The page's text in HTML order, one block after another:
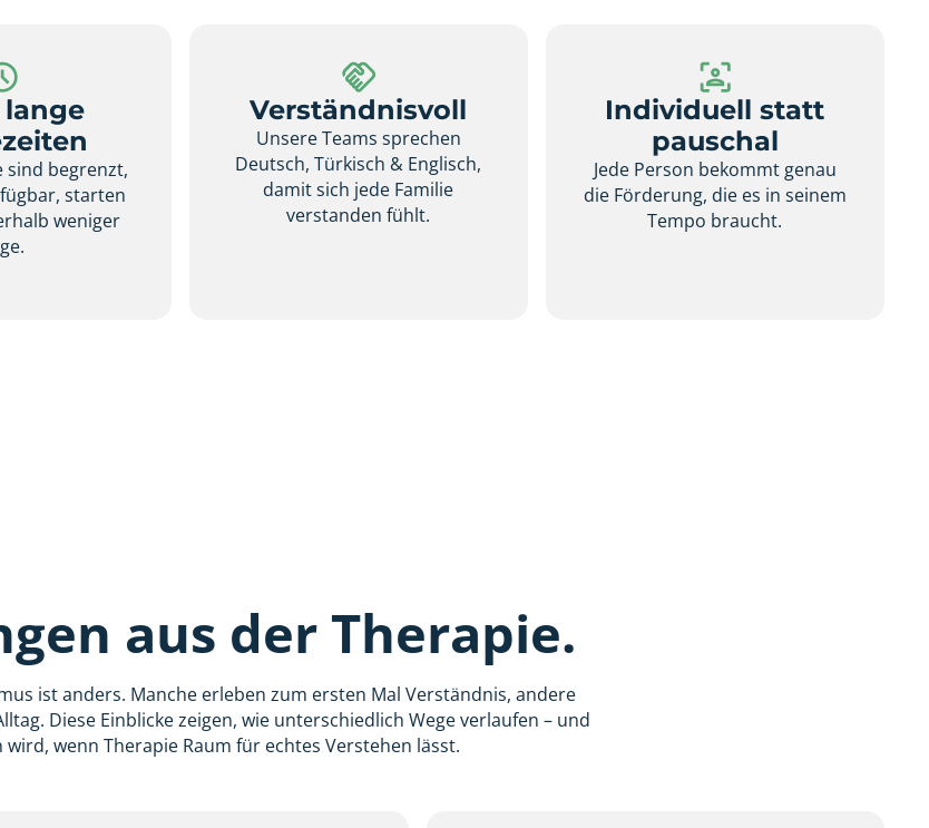
lange
sind begrenzt,
starten
weniger
Verständnisvoll
Unsere Teams sprechen
Deutsch, Türkisch & Englisch,
damit sich jede Familie
verstanden fühlt.
Individuell statt
pauschal
Jede Person bekommt genau
die Förderung, die es in seinem
Tempo braucht.
aus der Therapie.
ist anders. Manche erleben zum ersten Mal Verständnis, andere
Diese Einblicke zeigen, wie unterschiedlich Wege verlaufen – und
wird, wenn Therapie Raum für echtes Verstehen lässt.